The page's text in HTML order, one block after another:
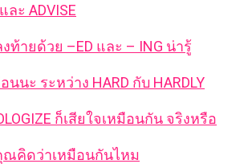
ละ ADVISE
งท้ายด้วย –ED และ – ING น่ารู้
นะ ระหว่าง HARD กับ HARDLY
ก็เสียใจเหมือนกัน จริงหรือ
ณคิดว่าเหมือนกันไหม